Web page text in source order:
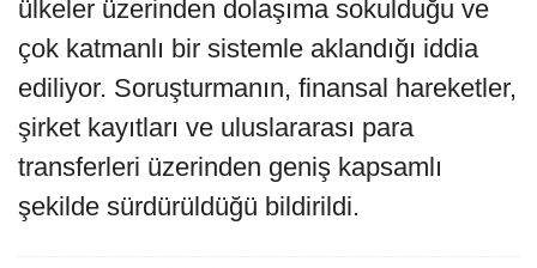
ülkeler üzerinden dolaşıma sokulduğu ve
çok katmanlı bir sistemle aklandığı iddia
ediliyor. Soruşturmanın, finansal hareketler,
şirket kayıtları ve uluslararası para
transferleri üzerinden geniş kapsamlı
şekilde sürdürüldüğü bildirildi.